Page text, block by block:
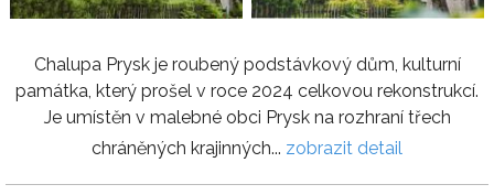
Chalupa Prysk je roubený podstávkový dům, kulturní
památka, který prošel v roce 2024 celkovou rekonstrukcí.
Je umístěn v malebné obci Prysk na rozhraní třech
chráněných krajinných... zobrazit detail